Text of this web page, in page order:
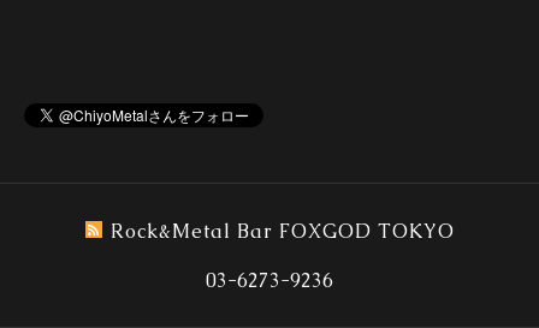
Rock&Metal Bar FOXGOD TOKYO
03-6273-9236